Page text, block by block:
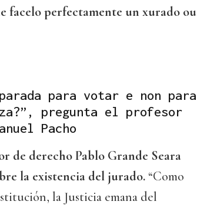
facelo perfectamente un xurado ou
para votar e non para
pregunta el profesor
Pacho
de derecho Pablo Grande Seara
la existencia del jurado. “Como
la Justicia emana del